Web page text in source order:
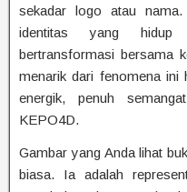
sekadar logo atau
identitas yang hidup
bertransformasi bersama
menarik dari fenomena ini
energik, penuh
KEPO4D.
Gambar yang Anda lihat
biasa. Ia adalah